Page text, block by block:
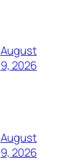
August
9, 2026
August
9, 2026